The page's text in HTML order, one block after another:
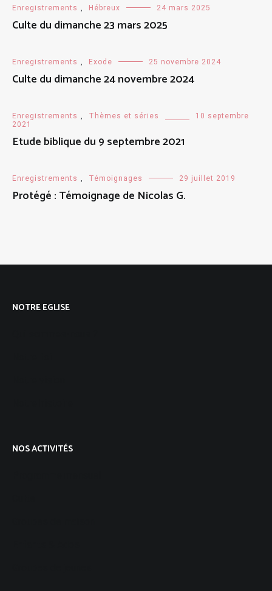
Enregistrements Hébreux 24 mars 2025
Culte du dimanche 23 mars 2025
Enregistrements Exode 25 novembre 2024
Culte du dimanche 24 novembre 2024
Enregistrements Thèmes et séries
10 septembre
2021
Etude biblique du 9 septembre 2021
Enregistrements Témoignages 29 juillet 2019
Protégé : Témoignage de Nicolas G.
NOTRE EGLISE
NOS ACTIVITÉS